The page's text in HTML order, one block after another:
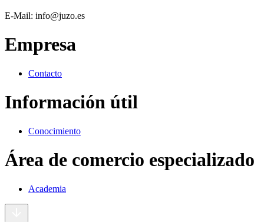
E-Mail: info@juzo.es
Empresa
Contacto
Información útil
Conocimiento
Área de comercio especializado
Academia